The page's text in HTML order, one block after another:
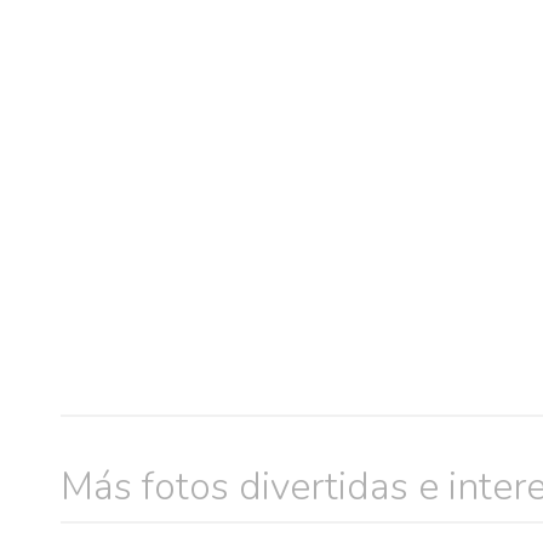
Más fotos divertidas e